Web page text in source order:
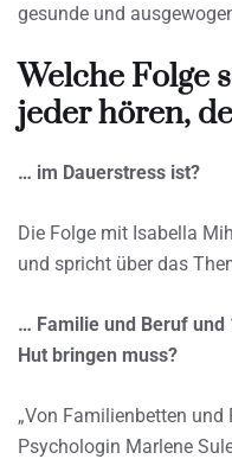
gesunde und
Welche Folge
jeder hören,
… im Dauerstress ist?
Die Folge mit Isabella
und spricht über das
… Familie und Beruf und
Hut bringen muss?
„Von Familienbetten
Psychologin Marlene